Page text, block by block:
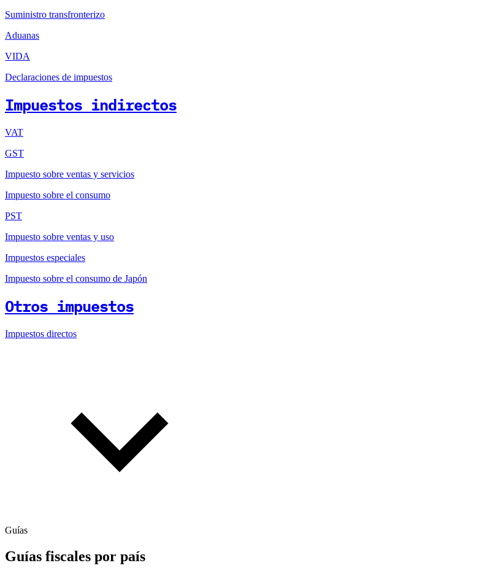
Suministro transfronterizo
Aduanas
VIDA
Declaraciones de impuestos
Impuestos indirectos
VAT
GST
Impuesto sobre ventas y servicios
Impuesto sobre el consumo
PST
Impuesto sobre ventas y uso
Impuestos especiales
Impuesto sobre el consumo de Japón
Otros impuestos
Impuestos directos
Guías
Guías fiscales por país